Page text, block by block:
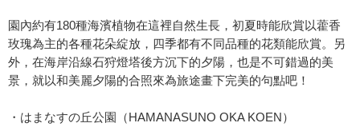
園內約有180種海濱植物在這裡自然生長，初夏時能欣賞以藿香
玫瑰為主的各種花朵綻放，四季都有不同品種的花類能欣賞。另
外，在海岸沿線石狩燈塔後方沉下的夕陽，也是不可錯過的美
景，就以和美麗夕陽的合照來為旅途畫下完美的句點吧！
・はまなすの丘公園（HAMANASUNO OKA KOEN）